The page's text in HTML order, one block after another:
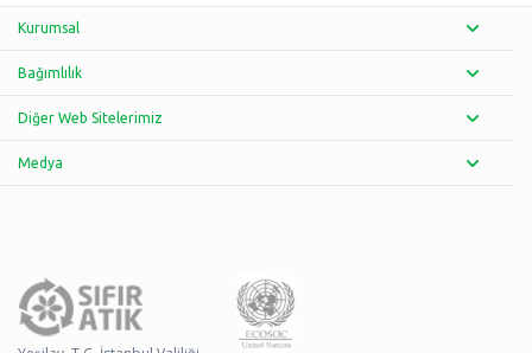
Kurumsal
Bağımlılık
Diğer Web Sitelerimiz
Medya